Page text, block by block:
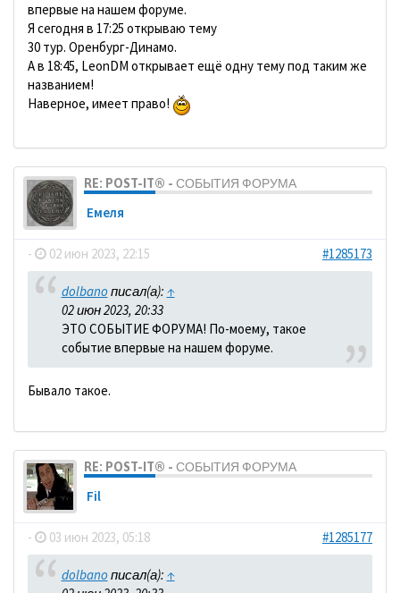
впервые на нашем форуме.
Я сегодня в 17:25 открываю тему
30 тур. Оренбург-Динамо.
А в 18:45, LeonDM открывает ещё одну тему под таким же
названием!
Наверное, имеет право!
RE: POST-IT® - СОБЫТИЯ ФОРУМА
Емеля
- 02 июн 2023, 22:15 #1285173
dolbano писал(а): ↑
02 июн 2023, 20:33
ЭТО СОБЫТИЕ ФОРУМА! По-моему, такое
событие впервые на нашем форуме.
Бывало такое.
RE: POST-IT® - СОБЫТИЯ ФОРУМА
Fil
- 03 июн 2023, 05:18 #1285177
dolbano писал(а): ↑